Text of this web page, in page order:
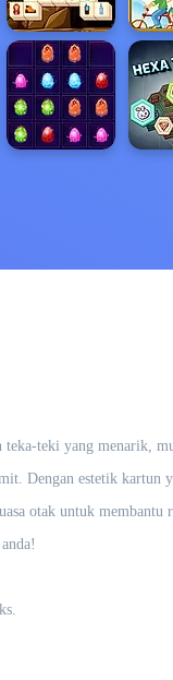
teki yang menarik,
Dengan estetik kartun
otak untuk membantu